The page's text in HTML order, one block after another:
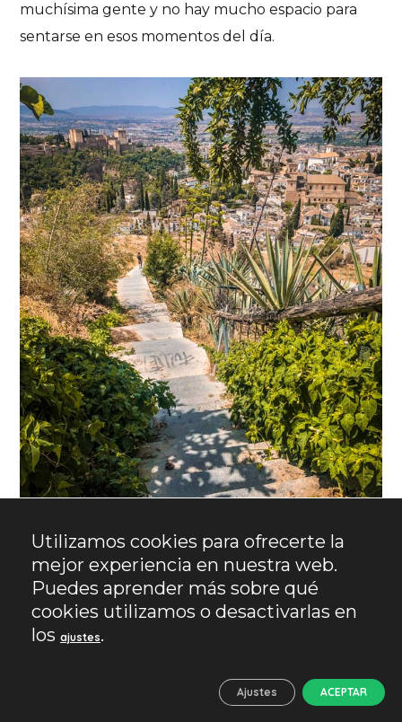
muchísima gente y no hay mucho espacio para
sentarse en esos momentos del día.
Por aquí suben y bajan la mayoría de las personas hasta
San Miguel Alto.
MURALLAS DE SAN MIGUEL. LAS
Utilizamos cookies para ofrecerte la
mejor experiencia en nuestra web.
Puedes aprender más sobre qué
cookies utilizamos o desactivarlas en
los ajustes.
ACEPTAR
Ajustes